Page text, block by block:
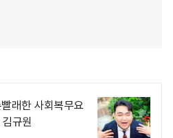
래한 사회복무요
규원